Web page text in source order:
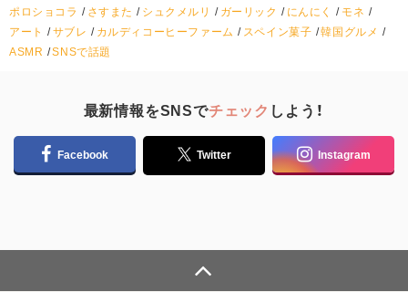
ポロショコラ
さすまた シュクメルリ ガーリック にんにく
モネ
アート
サブレ カルディコーヒーファーム スペイン菓子 韓国グルメ
ASMR
SNSで話題
最新情報をSNSでチェック しよう！
Facebook Twitter Instagram